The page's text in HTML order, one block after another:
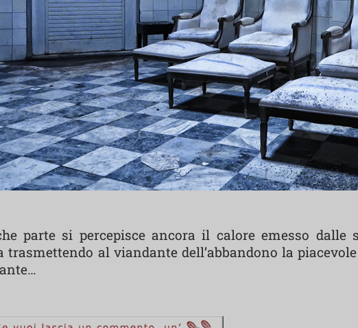
parte si percepisce ancora il calore emesso dalle
al viandante dell’abbandono la